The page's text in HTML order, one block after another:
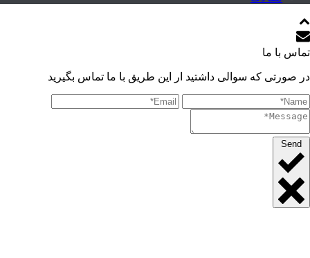
تماس با ما
در صورتی که سوالی داشتید ار این طریق با ما تماس بگیرید
Send